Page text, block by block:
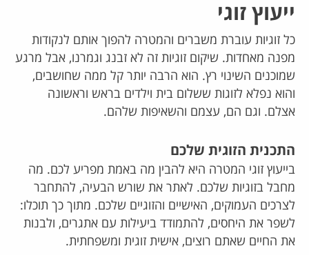
ייעוץ זוגי
כל זוגיות עוברת משברים והמטרה להפוך אותם לנקודות
מפנה מאחדות. שיקום זוגיות זה לא זבנג וגמרנו, אבל מרגע
שמוכנים השינוי רץ. הוא הרבה יותר קל ממה שחושבים,
והוא נפלא לזוגות ששלום בית וילדים בראש וראשונה
אצלם. וגם הם, עצמם והשאיפות שלהם.
התכנית הזוגית שלכם
בייעוץ זוגי המטרה היא להבין מה באמת מפריע לכם. מה
מחבל בזוגיות שלכם. לאתר את שורש הבעיה, להתחבר
לצרכים העמוקים, האישיים והזוגיים שלכם. מתוך כך תוכלו:
לשפר את היחסים, להתמודד ביעילות עם אתגרים, ולבנות
את החיים שאתם רוצים, אישית זוגית ומשפחתית.